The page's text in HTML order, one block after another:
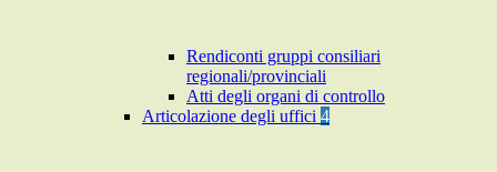
Rendiconti gruppi consiliari
regionali/provinciali
Atti degli organi di controllo
Articolazione degli uffici 4